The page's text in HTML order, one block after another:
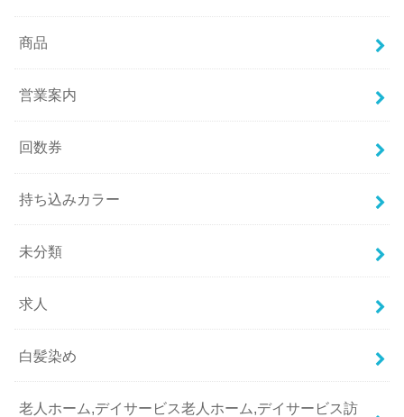
商品
営業案内
回数券
持ち込みカラー
未分類
求人
白髪染め
老人ホーム,デイサービス老人ホーム,デイサービス訪